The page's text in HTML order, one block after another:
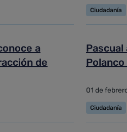
Ciudadanía
a
de
01 de
Ciudadanía